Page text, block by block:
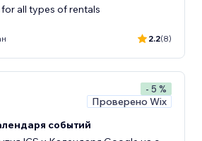
all types of rentals
2.2(8)
- 5 %
Проверено Wix
событий